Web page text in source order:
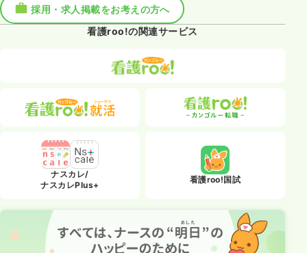
採用・求人掲載をお考えの方へ
看護roo!の関連サービス
ナスカレ/
ナスカレPlus+
看護roo!国試